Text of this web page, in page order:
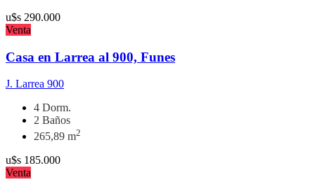
u$s 290.000
Venta
Casa en Larrea al 900, Funes
J. Larrea 900
4 Dorm.
2 Baños
265,89 m2
u$s 185.000
Venta